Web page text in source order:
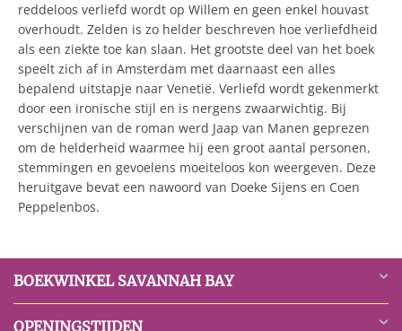
reddeloos verliefd wordt op Willem en geen enkel houvast
overhoudt. Zelden is zo helder beschreven hoe verliefdheid
als een ziekte toe kan slaan. Het grootste deel van het boek
speelt zich af in Amsterdam met daarnaast een alles
bepalend uitstapje naar Venetië. Verliefd wordt gekenmerkt
door een ironische stijl en is nergens zwaarwichtig. Bij
verschijnen van de roman werd Jaap van Manen geprezen
om de helderheid waarmee hij een groot aantal personen,
stemmingen en gevoelens moeiteloos kon weergeven. Deze
heruitgave bevat een nawoord van Doeke Sijens en Coen
Peppelenbos.
BOEKWINKEL SAVANNAH BAY
OPENINGSTIJDEN